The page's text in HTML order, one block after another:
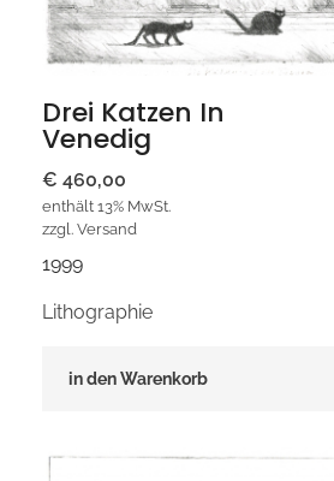
Drei Katzen In
Venedig
€ 460,00
enthält 13% MwSt.
zzgl. Versand
1999
Lithographie
in den Warenkorb